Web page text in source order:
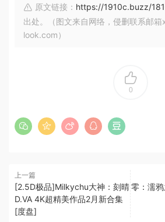
原文链接： https://1910c.buzz/
出处。（图文来自网络，侵删联系邮
look.com）
0
上一篇
[2.5D极品]Milkychu大神：刻晴
D.VA 4K超精美作品2月新合集
[度盘]
零：濡